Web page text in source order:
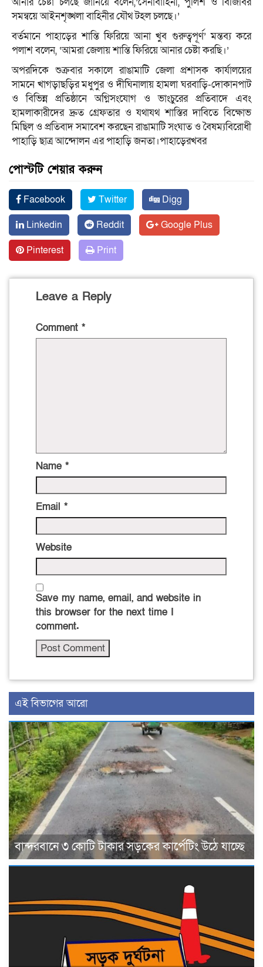
সমন্বয়ে আইনশৃঙ্খলা বাহিনীর যৌথ টহল চলছে।’
বর্তমানে পাহাড়ের শান্তি ফিরিয়ে আনা খুব গুরুত্বপূর্ণ’ মন্তব্য করে
পলাশ বলেন, ‘আমরা জেলায় শান্তি ফিরিয়ে আনার চেষ্টা করছি।’
অপরদিকে শুক্রবার সকালে রাঙামাটি জেলা প্রশাসক কার্যালয়ের
সামনে খাগড়াছড়ির মধুপুর ও দীঘিনালায় হামলা ঘরবাড়ি-দোকানপাট
ও বিভিন্ন প্রতিষ্ঠানে অগ্নিসংযোগ ও ভাংচুরের প্রতিবাদে এবং
হামলাকারীদের দ্রুত গ্রেফতার ও যথাযথ শাস্তির দাবিতে বিক্ষোভ
মিছিল ও প্রতিবাদ সমাবেশ করছেন রাঙামাটি সংঘাত ও বৈষম্যবিরোধী
পাহাড়ি ছাত্র আন্দোলন এর পাহাড়ি জনতা।পাহাড়েরখবর
পোস্টটি শেয়ার করুন
Facebook Twitter
Digg
Linkedin
Reddit
Google Plus
Pinterest
Print
Leave a Reply
Comment *
Name *
Email *
Website
Save my name, email, and website in
this browser for the next time I
comment.
এই বিভাগের আরো
বান্দরবানে ৩ কোটি টাকার সড়কের কার্পেটিং উঠে যাচ্ছে